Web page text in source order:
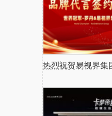
热烈祝贺易视界集